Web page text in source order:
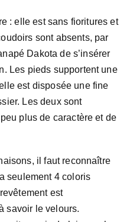
: elle est sans fioritures et
sont absents, par
Dakota de s’insérer
Les pieds supportent une
est disposée une fine
Les deux sont
plus de caractère et de
il faut reconnaître
seulement 4 coloris
est
savoir le velours.